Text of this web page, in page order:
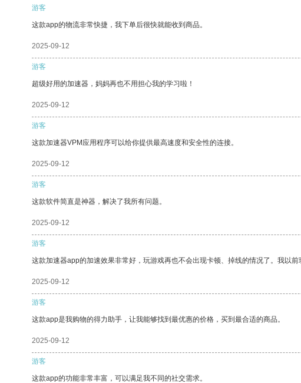
游客
这款app的物流非常快捷，我下单后很快就能收到商品。
2025-09-12
游客
超级好用的加速器，妈妈再也不用担心我的学习啦！
2025-09-12
游客
这款加速器VPM应用程序可以给你提供最高速度和安全性的连接。
2025-09-12
游客
这款软件简直是神器，解决了我所有问题。
2025-09-12
游客
这款加速器app的加速效果非常好，玩游戏再也不会出现卡顿、掉线的情况了。我以
2025-09-12
游客
这款app是我购物的得力助手，让我能够找到最优惠的价格，买到最合适的商品。
2025-09-12
游客
这款app的功能非常丰富，可以满足我不同的社交需求。